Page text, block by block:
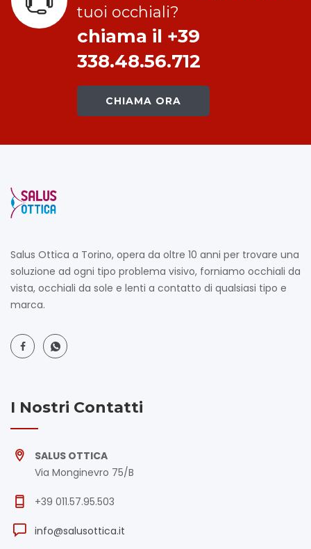
tuoi occhiali?
chiama il +39
338.48.56.712
CHIAMA ORA
Salus Ottica a Torino, opera da oltre 10 anni per trovare una
soluzione ad ogni tipo problema visivo, forniamo occhiali da
vista, occhiali da sole e lenti a contatto di qualsiasi tipo e
marca.
I Nostri Contatti
SALUS OTTICA
Via Monginevro 75/B
+39 011.57.95.503
info@salusottica.it